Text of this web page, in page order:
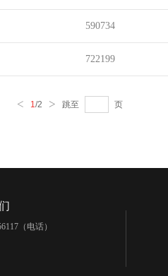
590734
722199
< 1/2 > 跳至 页
（电话）